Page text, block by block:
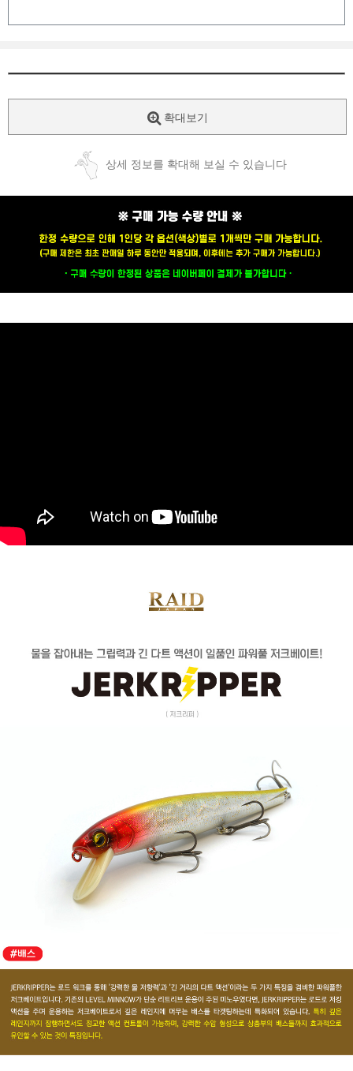
확대보기
상세 정보를 확대해 보실 수 있습니다